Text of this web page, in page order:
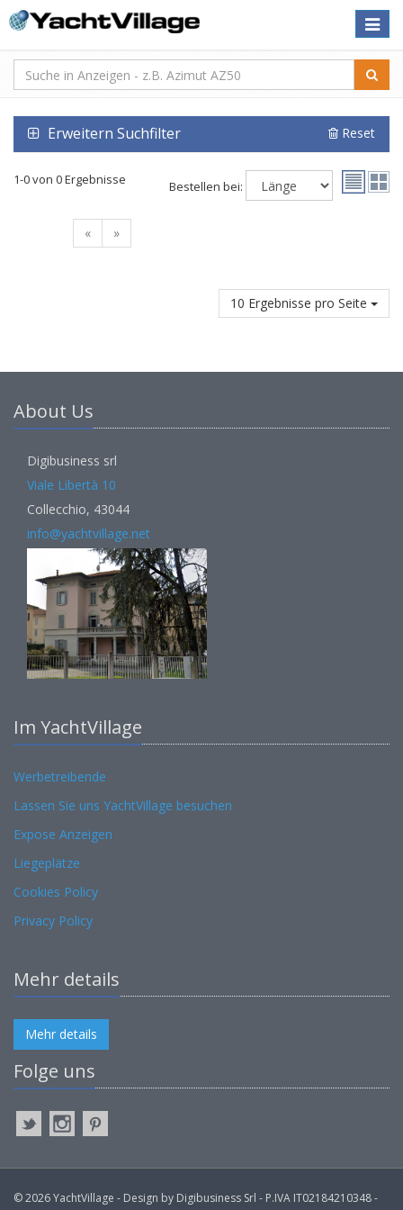
Toggle
Erweitern Suchfilter Reset
1-0 von 0 Ergebnisse Bestellen bei:
« »
10 Ergebnisse pro Seite
About Us
Digibusiness srl
Viale Libertà 10
Collecchio, 43044
info@yachtvillage.net
Im YachtVillage
Werbetreibende
Lassen Sie uns YachtVillage besuchen
Expose Anzeigen
Liegeplätze
Cookies Policy
Privacy Policy
Mehr details
Mehr details
Folge uns
© 2026 YachtVillage - Design by Digibusiness Srl - P.IVA IT02184210348 -